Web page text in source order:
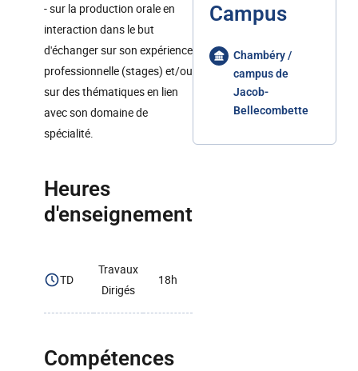
- sur la production orale en
interaction dans le but
d'échanger sur son expérience
professionnelle (stages) et/ou
sur des thématiques en lien
avec son domaine de
spécialité.
Heures
d'enseignement
TD
Travaux
Dirigés
18h
Compétences
Campus
Chambéry /
campus de
Jacob-
Bellecombette